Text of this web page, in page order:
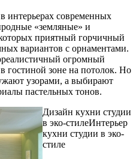
интерьерах современных
«земляные» и
приятный горчичный
вариантов с орнаментами.
огромный
гостиной зоне на потолок. Но
узорами, а выбирают
пастельных тонов.
Дизайн кухни студии
в эко-стилеИнтерьер
кухни студии в эко-
стиле